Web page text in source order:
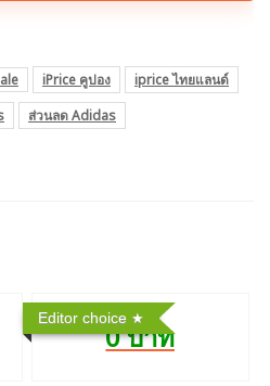
iPrice คูปอง
iprice ไทยแลนด์
ส่วนลด Adidas
Editor choice
0 บาท